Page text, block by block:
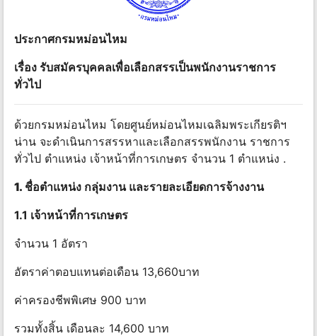
ประกาศกรมหม่อนไหม
เรื่อง รับสมัครบุคคลเพื่อเลือกสรรเป็นพนักงานราชการ
ทั่วไป
ด้วยกรมหม่อนไหม โดยศูนย์หม่อนไหมเฉลิมพระเกียรติฯ
น่าน จะดําเนินการสรรหาและเลือกสรรพนักงาน ราชการ
ทั่วไป ตําแหน่ง เจ้าหน้าที่การเกษตร จํานวน 1 ตําแหน่ง .
1. ชื่อตําแหน่ง กลุ่มงาน และรายละเอียดการจ้างงาน
1.1 เจ้าหน้าที่การเกษตร
จํานวน 1 อัตรา
อัตราค่าตอบแทนต่อเดือน 13,660บาท
ค่าครองชีพพิเศษ 900 บาท
รวมทั้งสิ้น เดือนละ 14,600 บาท